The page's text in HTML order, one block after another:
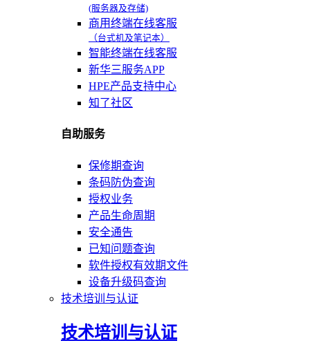
(服务器及存储)
商用终端在线客服
（台式机及笔记本）
智能终端在线客服
新华三服务APP
HPE产品支持中心
知了社区
自助服务
保修期查询
条码防伪查询
授权业务
产品生命周期
安全通告
已知问题查询
软件授权有效期文件
设备升级码查询
技术培训与认证
技术培训与认证